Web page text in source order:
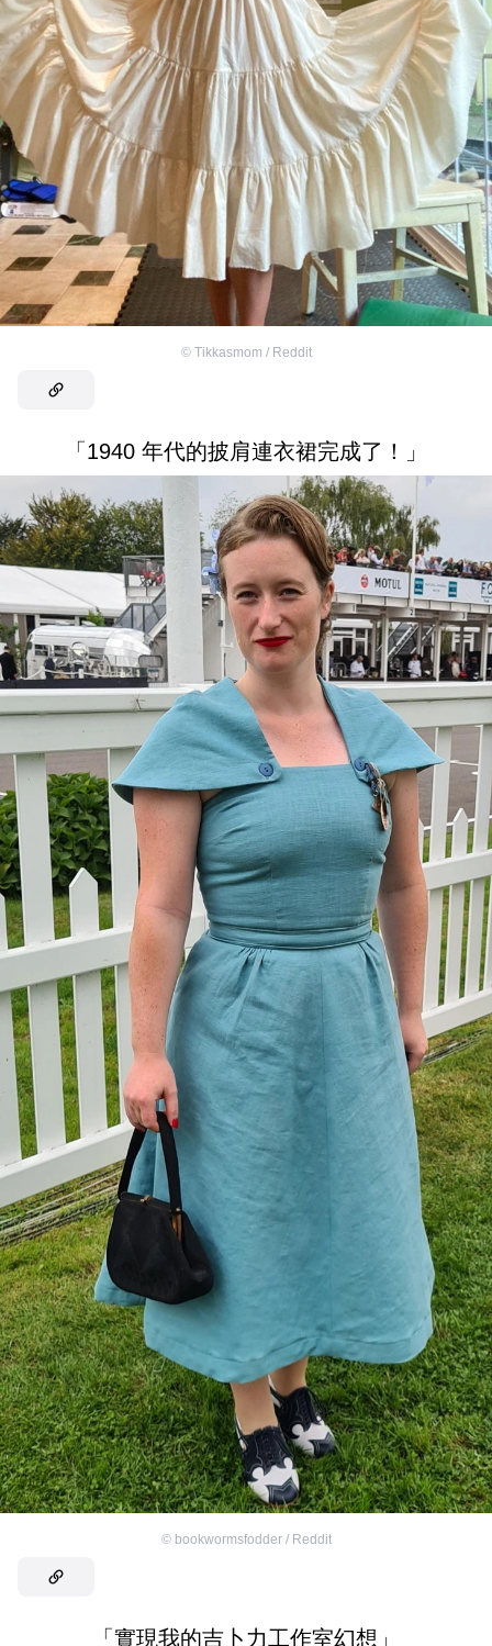
© Tikkasmom / Reddit
「1940 年代的披肩連衣裙完成了！」
© bookwormsfodder / Reddit
「實現我的吉卜力工作室幻想」